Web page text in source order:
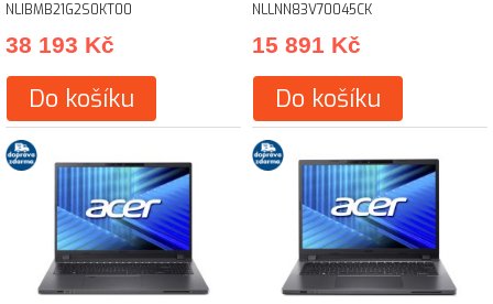
NLIBMB21G2S0KT00
38 193 Kč
Do košíku
NLLNN83V70045CK
15 891 Kč
Do košíku